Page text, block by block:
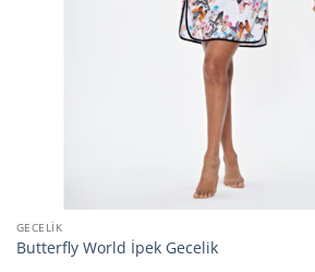
GECELIK
Butterfly World İpek Gecelik